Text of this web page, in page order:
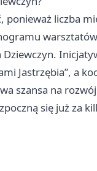
liczba
Jastrzębia”, a
szansa na
się już za